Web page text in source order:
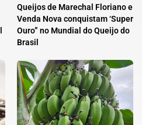
Queijos de Marechal Floriano e
Venda Nova conquistam ‘Super
Ouro” no Mundial do Queijo do
Brasil